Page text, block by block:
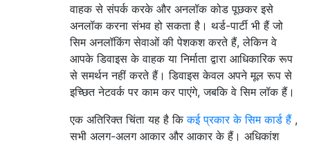
वाहक से संपर्क करके और अनलॉक कोड पूछकर इसे
अनलॉक करना संभव हो सकता है। थर्ड-पार्टी भी हैं जो
सिम अनलॉकिंग सेवाओं की पेशकश करते हैं, लेकिन वे
आपके डिवाइस के वाहक या निर्माता द्वारा आधिकारिक रूप
से समर्थन नहीं करते हैं। डिवाइस केवल अपने मूल रूप से
इच्छित नेटवर्क पर काम कर पाएंगे, जबकि वे सिम लॉक हैं।
एक अतिरिक्त चिंता यह है किकई प्रकार के सिम कार्ड हैं,
सभी अलग-अलग आकार और आकार के हैं। अधिकांश